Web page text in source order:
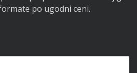
po ugodni ceni.